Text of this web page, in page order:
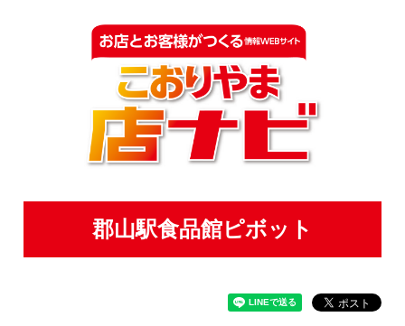
郡山駅食品館ピボット